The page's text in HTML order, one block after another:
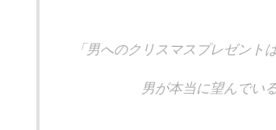
「男へのクリスマスプレゼン
男が本当に望んでい